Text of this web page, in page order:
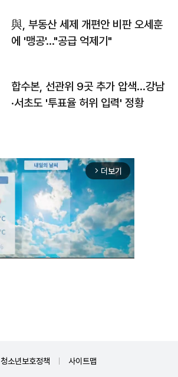
與, 부동산 세제 개편안 비판 오세훈
에 '맹공'…"공급 억제기"
합수본, 선관위 9곳 추가 압색…강남
·서초도 '투표율 허위 입력' 정황
arrow_forward_ios 더보기
청소년보호정책 사이트맵